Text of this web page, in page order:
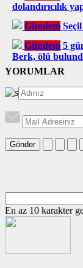
dolandırıcılık
Gündem
Gündem 5
Berk, ölü
YORUMLAR
Gönder
En az 10 karakter